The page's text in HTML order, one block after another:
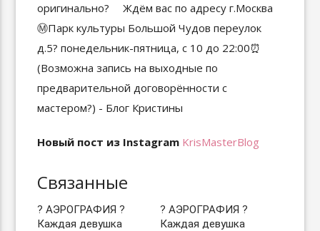
Новый пост из Instagram KrisMasterBlog
Связанные
? АЭРОГРАФИЯ ? ⠀
Каждая девушка
? АЭРОГРАФИЯ ? ⠀
Каждая девушка